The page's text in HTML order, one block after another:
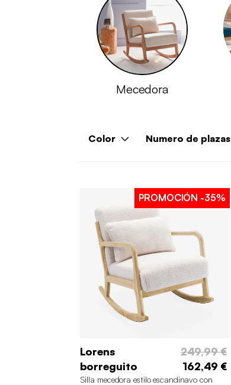
Mecedora
Color Numero de plazas
PROMOCIÓN -35%
Lorens
borreguito
249,99 €
162,49 €
Silla mecedora estilo escandinavo con